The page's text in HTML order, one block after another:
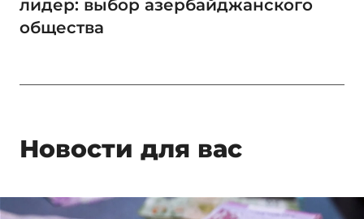
лидер: выбор азербайджанского
общества
Новости для вас